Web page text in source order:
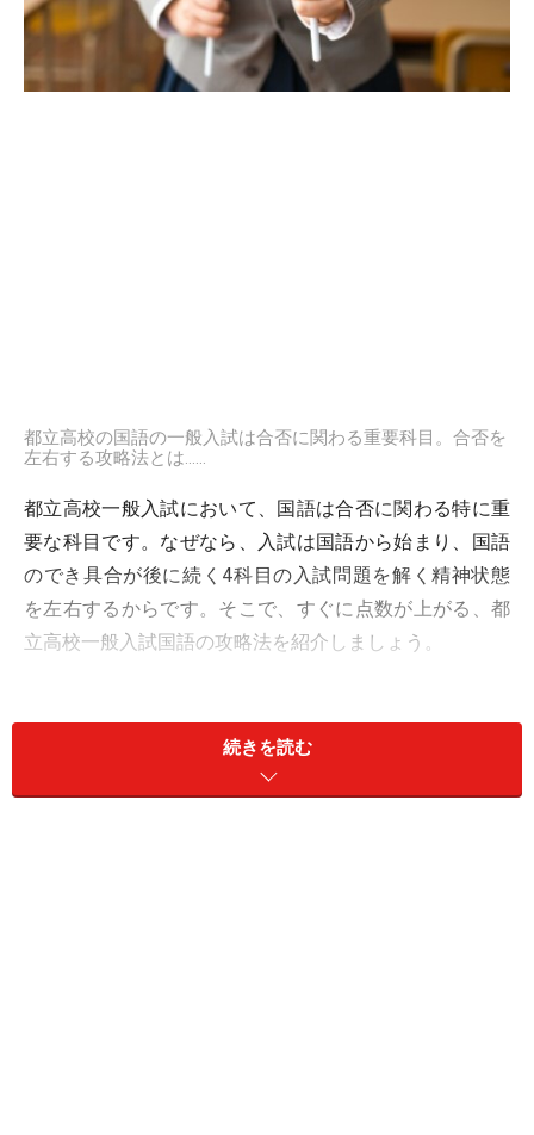
都立高校の国語の一般入試は合否に関わる重要科目。合否を
左右する攻略法とは……
都立高校一般入試において、国語は合否に関わる特に重
要な科目です。なぜなら、入試は国語から始まり、国語
のでき具合が後に続く4科目の入試問題を解く精神状態
を左右するからです。そこで、すぐに点数が上がる、都
立高校一般入試国語の攻略法を紹介しましょう。
大問1・2の漢字の読み書き攻略法
続きを読む